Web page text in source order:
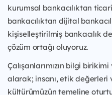
kurumsal bankacılıktan
bankacılıktan dijital
kişiselleştirilmiş bankacılık
çözüm ortağı oluyoruz.
Çalışanlarımızın bilgi
alarak; insanı, etik
kültürümüzün temeline